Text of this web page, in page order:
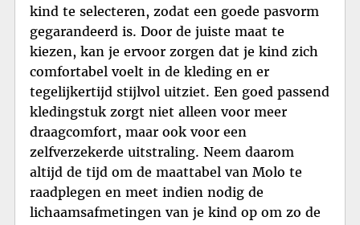
kind te selecteren, zodat een goede pasvorm
gegarandeerd is. Door de juiste maat te
kiezen, kan je ervoor zorgen dat je kind zich
comfortabel voelt in de kleding en er
tegelijkertijd stijlvol uitziet. Een goed passend
kledingstuk zorgt niet alleen voor meer
draagcomfort, maar ook voor een
zelfverzekerde uitstraling. Neem daarom
altijd de tijd om de maattabel van Molo te
raadplegen en meet indien nodig de
lichaamsafmetingen van je kind op om zo de